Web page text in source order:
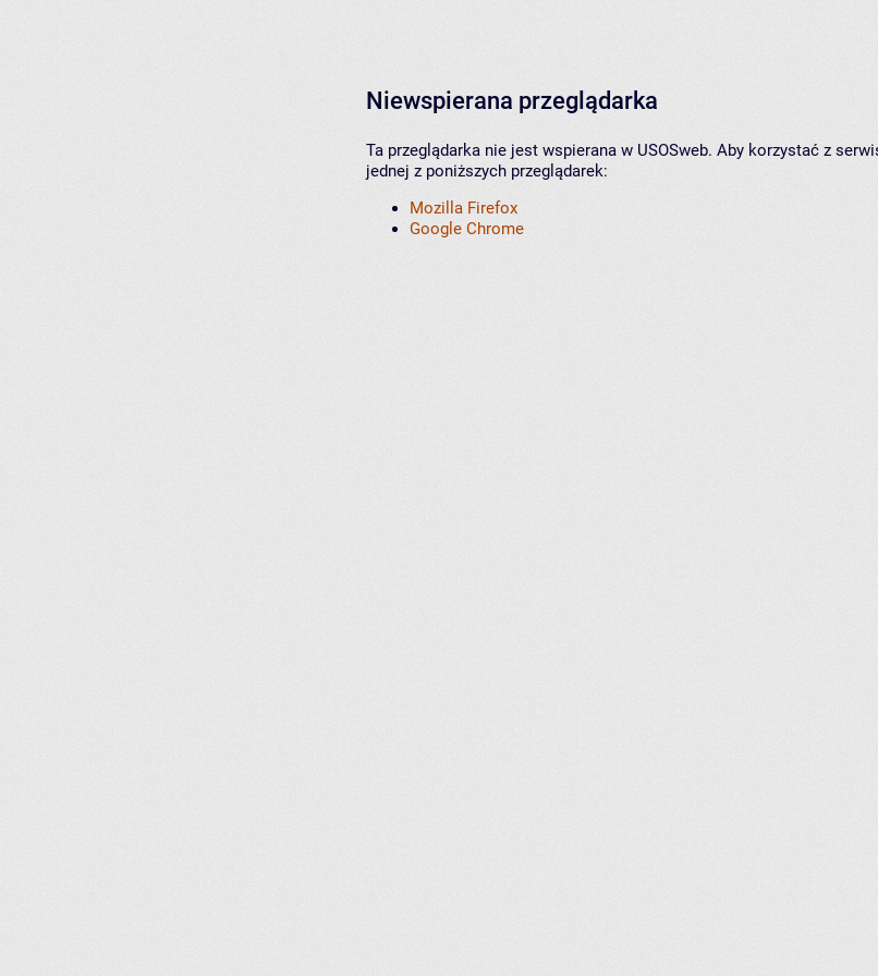
Niewspierana przeglądarka
Ta przeglądarka nie jest wspierana w USOSweb. Aby korzystać z
jednej z poniższych przeglądarek:
Mozilla Firefox
Google Chrome